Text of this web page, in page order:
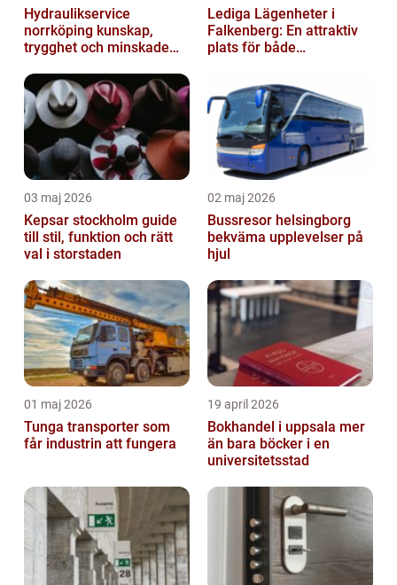
Hydraulikservice
norrköping kunskap,
trygghet och minskade
Lediga Lägenheter i
Falkenberg: En attraktiv
plats för både
semesterfirare
03 maj 2026
Kepsar stockholm guide
till stil, funktion och rätt
val i storstaden
02 maj 2026
Bussresor helsingborg
bekväma upplevelser på
hjul
01 maj 2026
Tunga transporter som
får industrin att fungera
19 april 2026
Bokhandel i uppsala mer
än bara böcker i en
universitetsstad